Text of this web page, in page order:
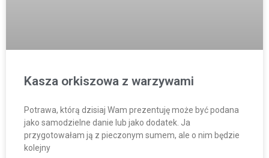
Kasza orkiszowa z warzywami
Potrawa, którą dzisiaj Wam prezentuję może być podana
jako samodzielne danie lub jako dodatek. Ja
przygotowałam ją z pieczonym sumem, ale o nim będzie
kolejny